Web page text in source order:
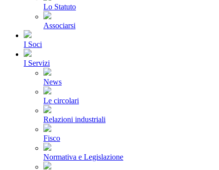
Lo Statuto
Associarsi
I Soci
I Servizi
News
Le circolari
Relazioni industriali
Fisco
Normativa e Legislazione